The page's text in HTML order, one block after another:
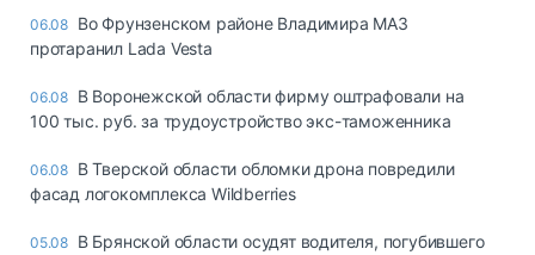
06.08 Во Фрунзенском районе Владимира МАЗ
протаранил Lada Vesta
06.08 В Воронежской области фирму оштрафовали на
100 тыс. руб. за трудоустройство экс-таможенника
06.08 В Тверской области обломки дрона повредили
фасад логокомплекса Wildberries
05.08 В Брянской области осудят водителя, погубившего